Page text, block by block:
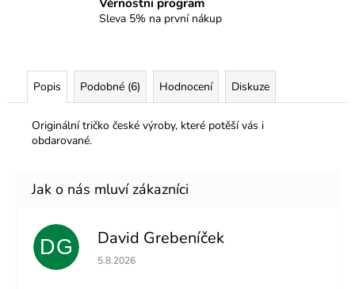
Sleva 5% na první nákup
Popis Podobné (6) Hodnocení Diskuze
Originální tričko české výroby, které potěší vás i
obdarované.
DG David Grebeníček
Hodnocení obchodu je 5 z 5 hvězdiček.
5.8.2026